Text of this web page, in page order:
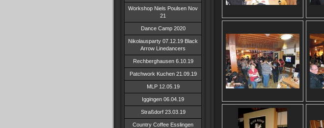
Workshop Niels Poulsen Nov
21
Dance Camp 2020
Nikolausparty 07.12.19 Black
Arrow Linedancers
Rechberghausen 6.10.19
Patchwork Kuchen 21.09.19
MLP 12.05.19
Iggingen 06.04.19
Straßdorf 23.03.19
Country Coffee Esslingen